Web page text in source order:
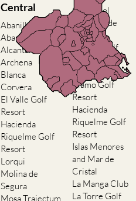
Central
Abanilla
Abaran
Alcantarilla
Archena
Blanca
Corvera
El Valle Golf
Resort
Hacienda
Riquelme Golf
Resort
Lorqui
Molina de
Segura
Mosa Trajectum
Camposol
Condado de
Alhama
El Valle Golf
Resort
Hacienda del
Alamo Golf
Resort
Hacienda
Riquelme Golf
Resort
Islas Menores
and Mar de
Cristal
La Manga Club
La Torre Golf